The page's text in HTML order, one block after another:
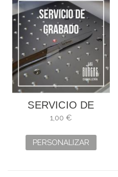
SERVICIO DE
GRABADO
1,00 €
PERSONALIZAR